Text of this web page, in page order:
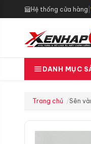
Hệ thống cửa hàng
DANH MỤC
Trang chủ Sên